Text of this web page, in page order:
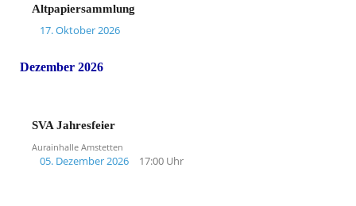
Altpapiersammlung
17. Oktober 2026
Dezember 2026
SVA Jahresfeier
Aurainhalle Amstetten
05. Dezember 2026 17:00 Uhr